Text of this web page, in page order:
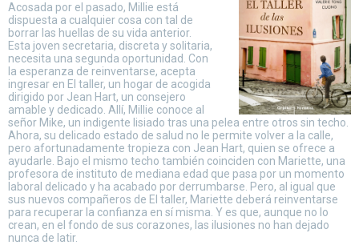
Acosada por el pasado, Millie está
dispuesta a cualquier cosa con tal de
borrar las huellas de su vida anterior.
Esta joven secretaria, discreta y solitaria,
necesita una segunda oportunidad. Con
la esperanza de reinventarse, acepta
ingresar en El taller, un hogar de acogida
dirigido por Jean Hart, un consejero
amable y dedicado. Allí, Millie conoce al
señor Mike, un indigente lisiado tras una pelea entre otros sin techo.
Ahora, su delicado estado de salud no le permite volver a la calle,
pero afortunadamente tropieza con Jean Hart, quien se ofrece a
ayudarle. Bajo el mismo techo también coinciden con Mariette, una
profesora de instituto de mediana edad que pasa por un momento
laboral delicado y ha acabado por derrumbarse. Pero, al igual que
sus nuevos compañeros de El taller, Mariette deberá reinventarse
para recuperar la confianza en sí misma. Y es que, aunque no lo
crean, en el fondo de sus corazones, las ilusiones no han dejado
nunca de latir.